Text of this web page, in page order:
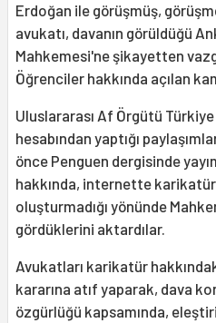
Erdoğan ile görüşmüş,
avukatı, davanın görüldüğü
Mahkemesi'ne şikayetten
Öğrenciler hakkında açılan
Uluslararası Af Örgütü
hesabından yaptığı
önce Penguen dergisinde
hakkında, internette
oluşturmadığı yönünde
gördüklerini aktardılar.
Avukatları karikatür
kararına atıf yaparak, dava
özgürlüğü kapsamında,